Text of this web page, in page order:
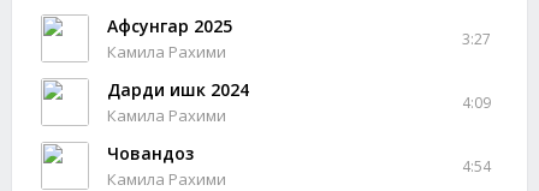
Афсунгар 2025
Камила Рахими
3:27
Дарди ишк 2024
Камила Рахими
4:09
Човандоз
Камила Рахими
4:54